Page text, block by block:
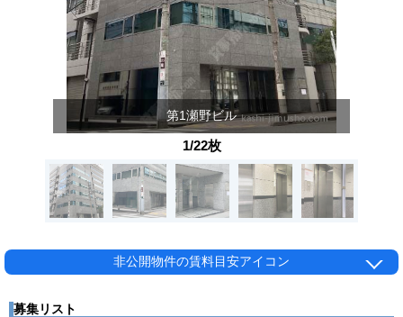
第1瀬野ビル
1/22枚
非公開物件の賃料目安アイコン
募集リスト